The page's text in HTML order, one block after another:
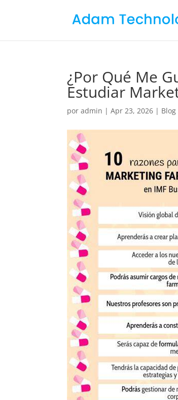
¿Por Qué Me
Estudiar
por admin | Apr 23, 2026 | Blog